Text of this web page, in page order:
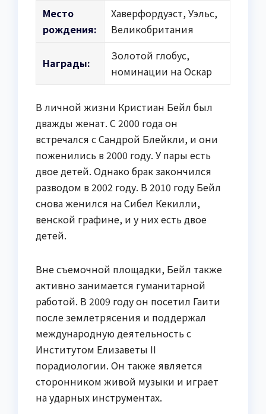
Место
рождения:
Хаверфордуэст, Уэльс,
Великобритания
Награды:
Золотой глобус,
номинации на Оскар
В личной жизни Кристиан Бейл был
дважды женат. С 2000 года он
встречался с Сандрой Блейкли, и они
поженились в 2000 году. У пары есть
двое детей. Однако брак закончился
разводом в 2002 году. В 2010 году Бейл
снова женился на Сибел Кекилли,
венской графине, и у них есть двое
детей.
Вне съемочной площадки, Бейл также
активно занимается гуманитарной
работой. В 2009 году он посетил Гаити
после землетрясения и поддержал
международную деятельность с
Институтом Елизаветы II
порадиологии. Он также является
сторонником живой музыки и играет
на ударных инструментах.